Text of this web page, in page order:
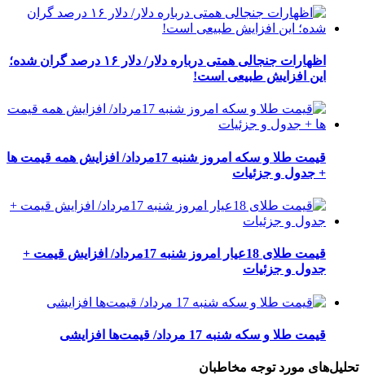
اظهارات جنجالی همتی درباره دلار/ دلار ۱۶ درصد گران شده؛
این افزایش طبیعی است!
قیمت طلا و سکه امروز شنبه 17مرداد/ افزایش همه قیمت ها
+ جدول و جزئیات
قیمت طلای 18عیار امروز شنبه 17مرداد/ افزایش قیمت +
جدول و جزئیات
قیمت طلا و سکه شنبه 17 مرداد/ قیمت‌ها افزایشی
تحلیل‌های مورد توجه مخاطبان